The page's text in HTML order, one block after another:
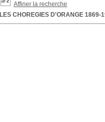
Affiner la recherche
LES CHOREGIES D'ORANGE 1869-